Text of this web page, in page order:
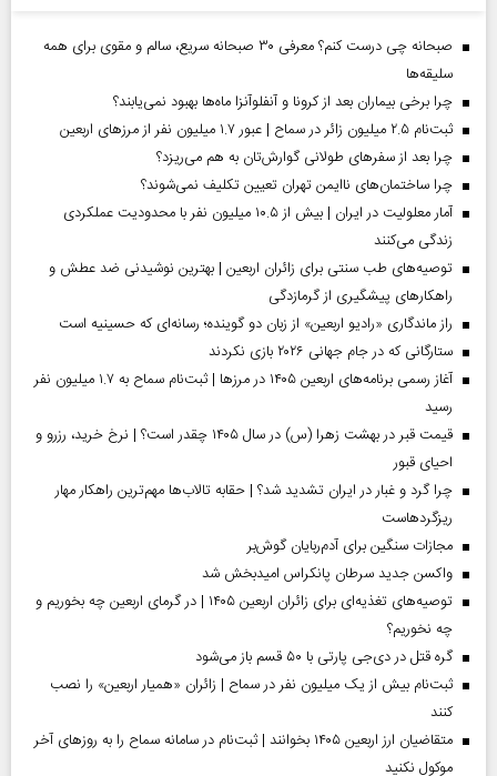
صبحانه چی درست کنم؟ معرفی ۳۰ صبحانه سریع، سالم و مقوی برای همه
سلیقه‌ها
چرا برخی بیماران بعد از کرونا و آنفلوآنزا ماه‌ها بهبود نمی‌یابند؟
ثبت‌نام ۲.۵ میلیون زائر در سماح | عبور ۱.۷ میلیون نفر از مرز‌های اربعین
چرا بعد از سفرهای طولانی گوارش‌تان به هم می‌ریزد؟
چرا ساختمان‌های ناایمن تهران تعیین تکلیف نمی‌شوند؟
آمار معلولیت در ایران | بیش از ۱۰.۵ میلیون نفر با محدودیت عملکردی
زندگی می‌کنند
توصیه‌های طب سنتی برای زائران اربعین | بهترین نوشیدنی ضد عطش و
راهکارهای پیشگیری از گرمازدگی
راز ماندگاری «رادیو اربعین» از زبان دو گوینده؛ رسانه‌ای که حسینیه است
ستارگانی که در جام جهانی ۲۰۲۶ بازی نکردند
آغاز رسمی برنامه‌های اربعین ۱۴۰۵ در مرز‌ها | ثبت‌نام سماح به ۱.۷ میلیون نفر
رسید
قیمت قبر در بهشت زهرا (س) در سال ۱۴۰۵ چقدر است؟ | نرخ خرید، رزرو و
احیای قبور
چرا گرد و غبار در ایران تشدید شد؟ | حقابه تالاب‌ها مهم‌ترین راهکار مهار
ریزگردهاست
مجازات سنگین برای آدم‌ربایان گوش‌بر
واکسن جدید سرطان پانکراس امیدبخش شد
توصیه‌های تغذیه‌ای برای زائران اربعین ۱۴۰۵ | در گرمای اربعین چه بخوریم و
چه نخوریم؟
گره قتل در دی‌جی پارتی با ۵۰ قسم باز می‌شود
ثبت‌نام بیش از یک میلیون نفر در سماح | زائران «همیار اربعین» را نصب
کنند
متقاضیان ارز اربعین ۱۴۰۵ بخوانند | ثبت‌نام در سامانه سماح را به روز‌های آخر
موکول نکنید